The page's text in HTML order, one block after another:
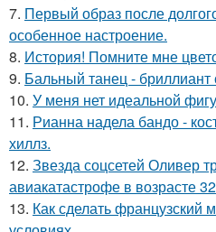
7. Первый образ после
особенное настроение.
8. История! Помните мне
9. Бальный танец - бриллиант
10. У меня нет идеальной
11. Рианна надела бандо -
хиллз.
12. Звезда соцсетей Оливер
авиакатастрофе в возрасте
13. Как сделать